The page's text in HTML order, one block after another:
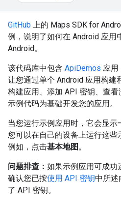
GitHub 上的 Maps SDK for
例，说明了如何在 Android 应用
Android。
该代码库中包含 ApiDemos 应用
让您通过单个 Android 应用构建
构建应用、添加 API 密钥、查
示例代码为基础开发您的应用。
当您运行示例应用时，它会显示
您可以在自己的设备上运行这些
例如，点击基本地图。
问题排查： 如果示例应用可成功
确认您已按使用 API 密钥中所述
了 API 密钥。